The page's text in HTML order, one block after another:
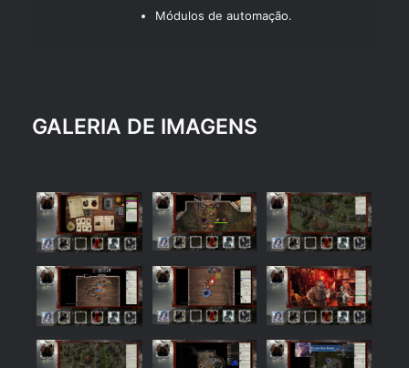
Módulos de automação.
GALERIA DE IMAGENS